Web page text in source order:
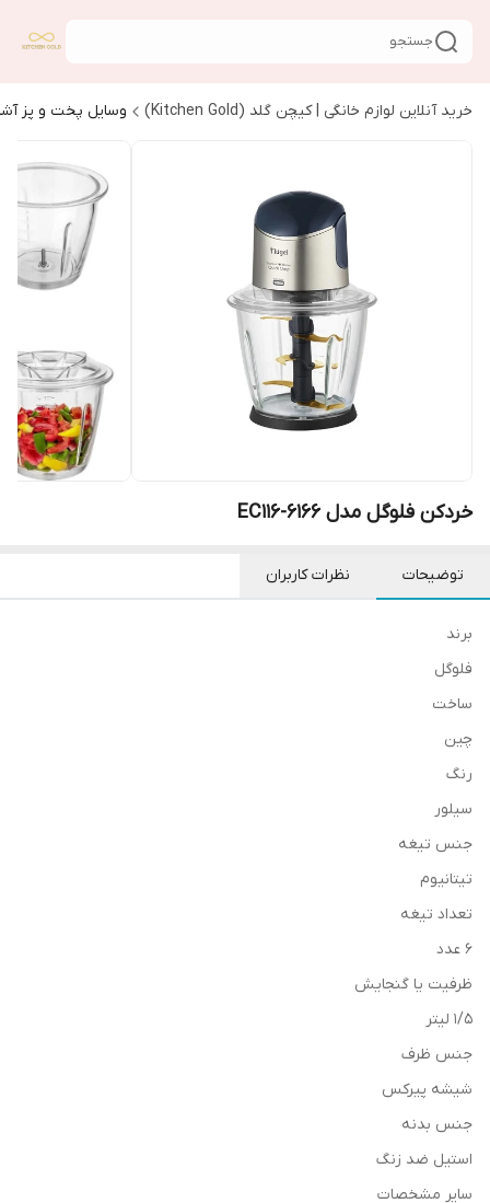
جستجو
خرید آنلاین لوازم خانگی | کیچن گلد (Kitchen Gold) وسایل پخت و پز
خردکن فلوگل مدل EC116-6166
توضیحات نظرات کاربران
برند
فلوگل
ساخت
چین
رنگ
سیلور
جنس تیغه
تیتانیوم
تعداد تیغه
6 عدد
ظرفیت یا گنجایش
1/5 لیتر
جنس ظرف
شیشه پیرکس
جنس بدنه
استیل ضد زنگ
سایر مشخصات